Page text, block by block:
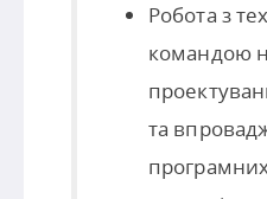
Робота з
командою
та